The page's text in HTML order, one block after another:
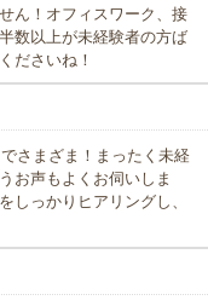
ん！オフィスワーク、接
数以上が未経験者の方ば
ださいね！
さまざま！まったく未経
お声もよくお伺いしま
っかりヒアリングし、